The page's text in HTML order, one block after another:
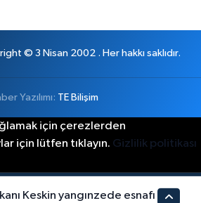
© 3 Nisan 2002 . Her hakkı saklıdır.
Yazılımı: TE Bilişim
için çerezlerden
için lütfen tıklayın. Gizlilik politikası
Keskin yangınzede esnafı